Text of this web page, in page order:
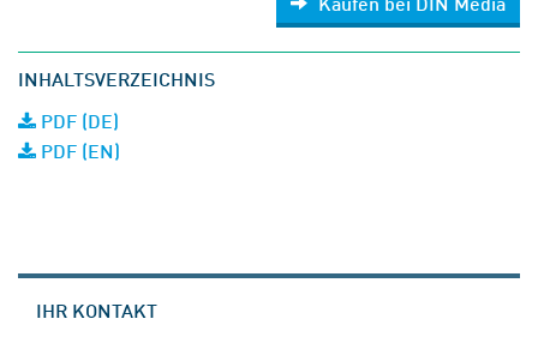
INHALTSVERZEICHNIS
PDF (DE)
PDF (EN)
IHR KONTAKT